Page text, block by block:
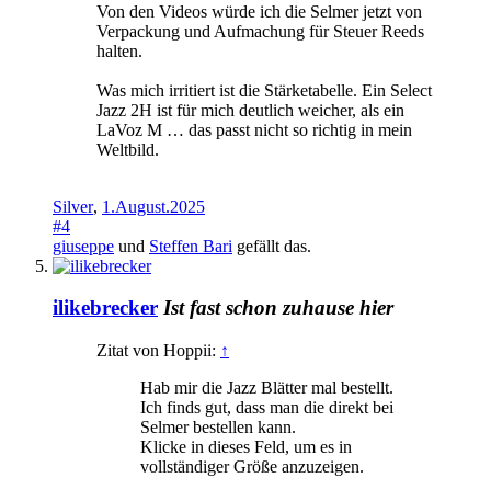
Von den Videos würde ich die Selmer jetzt von
Verpackung und Aufmachung für Steuer Reeds
halten.
Was mich irritiert ist die Stärketabelle. Ein Select
Jazz 2H ist für mich deutlich weicher, als ein
LaVoz M … das passt nicht so richtig in mein
Weltbild.
Silver, 1.August.2025
#4
giuseppe und Steffen Bari gefällt das.
ilikebrecker Ist fast schon zuhause hier
Zitat von Hoppii: ↑
Hab mir die Jazz Blätter mal bestellt.
Ich finds gut, dass man die direkt bei
Selmer bestellen kann.
Klicke in dieses Feld, um es in
vollständiger Größe anzuzeigen.